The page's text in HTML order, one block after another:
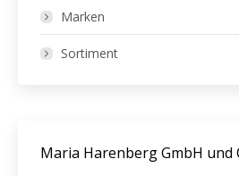
Marken
Sortiment
Maria Harenberg GmbH und